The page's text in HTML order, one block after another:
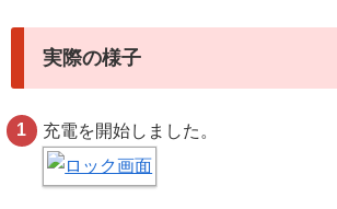
実際の様子
充電を開始しました。